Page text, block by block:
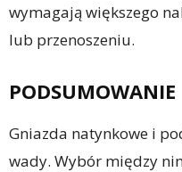
wymagają większego
lub przenoszeniu.
PODSUMOWANIE
Gniazda natynkowe i
wady. Wybór między